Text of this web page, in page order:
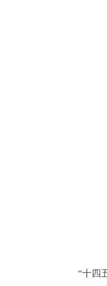
“十四五”